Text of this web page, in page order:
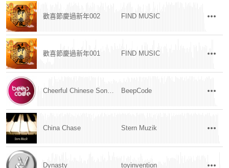
歡喜節慶過新年002 FIND MUSIC
歡喜節慶過新年001 FIND MUSIC
Cheerful Chinese Song / 歡快的中國歌曲 BeepCode
China Chase Stern Muzik
Dynasty toyinvention